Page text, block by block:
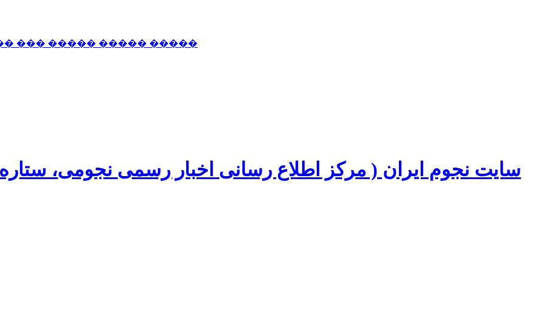
��� ����� ����� �����
سایت نجوم ایران ( مرکز اطلاع رسانی اخبار رسمی نجومی،